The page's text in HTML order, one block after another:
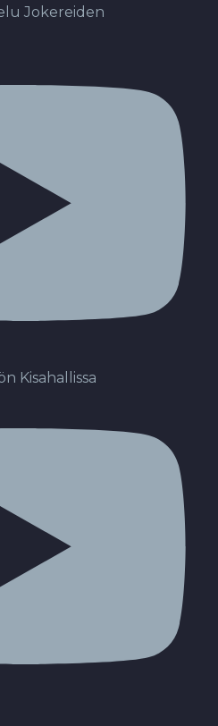
Jokereiden
Kisahallissa